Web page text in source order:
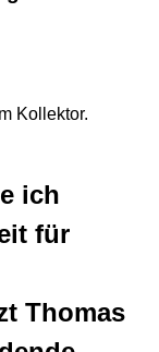
Kollektor.
ich
für
Thomas